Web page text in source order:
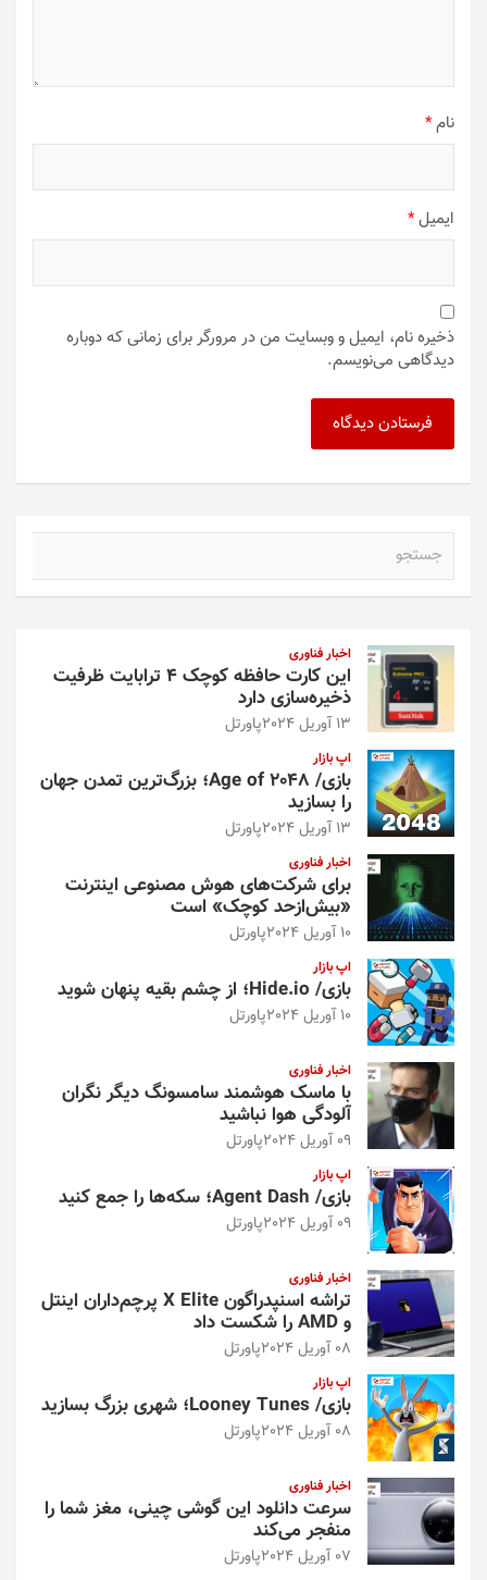
نام*
ایمیل*
ذخیره نام، ایمیل و وبسایت من در مرورگر برای زمانی که دوباره
دیدگاهی می‌نویسم.
اخبار فناوری
این کارت حافظه کوچک ۴ ترابایت ظرفیت
ذخیره‌سازی دارد
13 آوریل 2024 پاورتل
اپ بازار
بازی/ Age of 2048؛ بزرگ‌ترین تمدن جهان
را بسازید
13 آوریل 2024 پاورتل
اخبار فناوری
برای شرکت‌های هوش مصنوعی اینترنت
«بیش‌از‌حد کوچک» است
10 آوریل 2024 پاورتل
اپ بازار
بازی/ Hide.io؛ از چشم بقیه پنهان شوید
10 آوریل 2024 پاورتل
اخبار فناوری
با ماسک هوشمند سامسونگ دیگر نگران
آلودگی هوا نباشید
09 آوریل 2024 پاورتل
اپ بازار
بازی/ Agent Dash؛ سکه‌ها را جمع کنید
09 آوریل 2024 پاورتل
اخبار فناوری
تراشه اسنپدراگون X Elite پرچم‌داران اینتل
و AMD را شکست داد
08 آوریل 2024 پاورتل
اپ بازار
بازی/ Looney Tunes؛ شهری بزرگ بسازید
08 آوریل 2024 پاورتل
اخبار فناوری
سرعت دانلود این گوشی چینی، مغز شما را
منفجر می‌کند
07 آوریل 2024 پاورتل